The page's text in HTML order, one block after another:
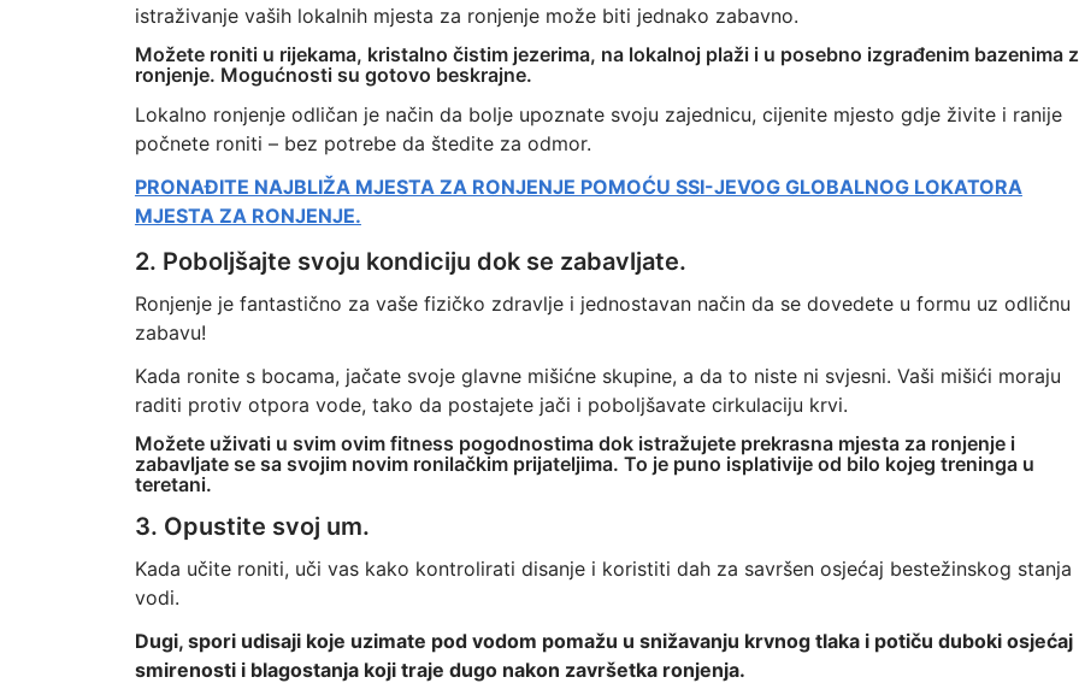
istraživanje vaših lokalnih mjesta za ronjenje može biti jednako zabavno.
Možete roniti u rijekama, kristalno čistim jezerima, na lokalnoj plaži i u posebno izgrađenim bazenima
ronjenje. Mogućnosti su gotovo beskrajne.
Lokalno ronjenje odličan je način da bolje upoznate svoju zajednicu, cijenite mjesto gdje živite i ranije
počnete roniti – bez potrebe da štedite za odmor.
PRONAĐITE NAJBLIŽA MJESTA ZA RONJENJE POMOĆU SSI-JEVOG GLOBALNOG LOKATORA
MJESTA ZA RONJENJE.
2. Poboljšajte svoju kondiciju dok se zabavljate.
Ronjenje je fantastično za vaše fizičko zdravlje i jednostavan način da se dovedete u formu uz odličnu
zabavu!
Kada ronite s bocama, jačate svoje glavne mišićne skupine, a da to niste ni svjesni. Vaši mišići moraju
raditi protiv otpora vode, tako da postajete jači i poboljšavate cirkulaciju krvi.
Možete uživati u svim ovim fitness pogodnostima dok istražujete prekrasna mjesta za ronjenje i
zabavljate se sa svojim novim ronilačkim prijateljima. To je puno isplativije od bilo kojeg treninga u
teretani.
3. Opustite svoj um.
Kada učite roniti, uči vas kako kontrolirati disanje i koristiti dah za savršen osjećaj bestežinskog stanja
vodi.
Dugi, spori udisaji koje uzimate pod vodom pomažu u snižavanju krvnog tlaka i potiču duboki osjećaj
smirenosti i blagostanja koji traje dugo nakon završetka ronjenja.